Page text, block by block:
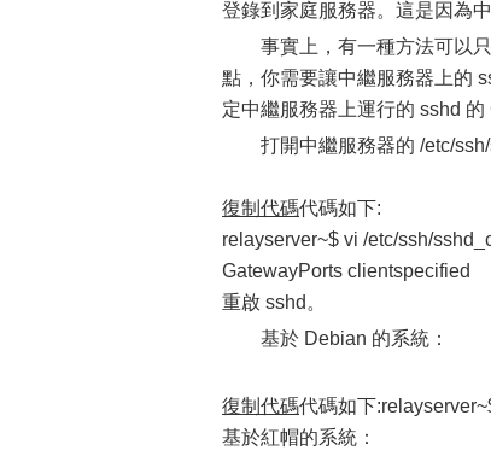
登錄到家庭服務器。這是因為
事實上，有一種方法可以
點，你需要讓中繼服務器上的
定中繼服務器上運行的 sshd 的
打開中繼服務器的 /etc/
復制代碼代碼如下:
relayserver~$ vi /etc/ssh/
GatewayPorts clientspecified
重啟 sshd。
基於 Debian 的系統：
復制代碼代碼如下
基於紅帽的系統：